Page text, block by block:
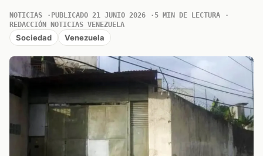
NOTICIAS PUBLICADO 21 JUNIO 2026
5 MIN DE LECTURA
REDACCIÓN NOTICIAS VENEZUELA
Sociedad Venezuela